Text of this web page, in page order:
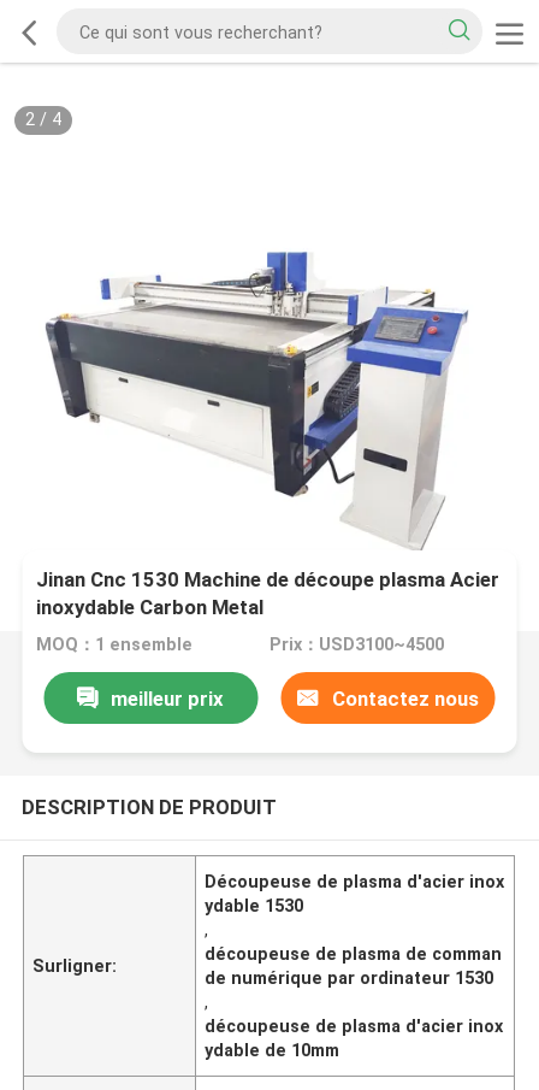
2/ 4
Jinan Cnc 1530 Machine de découpe plasma Acier
inoxydable Carbon Metal
MOQ：1 ensemble Prix：USD3100~4500
meilleur prix Contactez nous
DESCRIPTION DE PRODUIT
Surligner:
Découpeuse de plasma d'acier inox
ydable 1530
,
découpeuse de plasma de comman
de numérique par ordinateur 1530
,
découpeuse de plasma d'acier inox
ydable de 10mm